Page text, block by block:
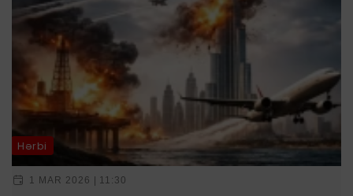
Hərbi
1 MAR 2026 | 11:30